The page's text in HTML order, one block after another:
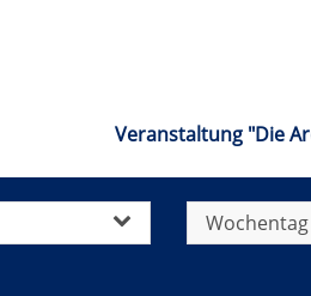
Veranstaltung "Die
Wochentag